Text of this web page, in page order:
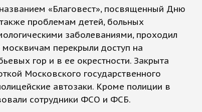
«Благовест», посвященный Дню
проблемам детей, больных
заболеваниями, проходил
перекрыли доступ на
гор и в ее окрестности. Закрыта
Московского государственного
автозаки. Кроме полиции в
сотрудники ФСО и ФСБ.